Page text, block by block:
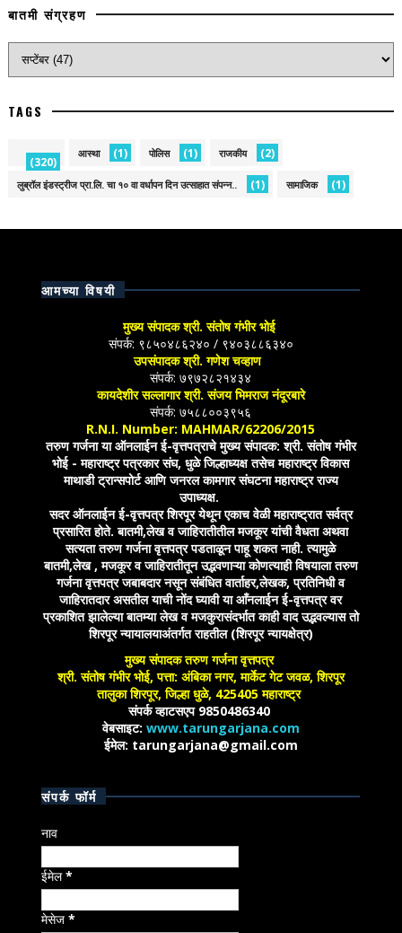
बातमी संग्रहण
TAGS
(320)
आस्था (1) पोलिस (1) राजकीय (2)
लुब्रॉल इंडस्ट्रीज प्रा.लि. चा १० वा वर्धापन दिन उत्साहात संपन्न.. (1) सामाजिक (1)
आमच्या विषयी
मुख्य संपादक श्री. संतोष गंभीर भोई
संपर्क: ९८५०४८६२४० / ९४०३८८६३४०
उपसंपादक श्री. गणेश चव्हाण
संपर्क: ७९७२८२१४३४
कायदेशीर सल्लागार श्री. संजय भिमराज नंदूरबारे
संपर्क: ७५८८००३९५६
R.N.I. Number: MAHMAR/62206/2015
तरुण गर्जना या ऑनलाईन ई-वृत्तपत्राचे मुख्य संपादक: श्री. संतोष गंभीर
भोई - महाराष्ट्र पत्रकार संघ, धुळे जिल्हाध्यक्ष तसेच महाराष्ट्र विकास
माथाडी ट्रान्सपोर्ट आणि जनरल कामगार संघटना महाराष्ट्र राज्य
उपाध्यक्ष.
सदर ऑनलाईन ई-वृत्तपत्र शिरपूर येथून एकाच वेळी महाराष्ट्रात सर्वत्र
प्रसारित होते. बातमी,लेख व जाहिरातीतील मजकूर यांची वैधता अथवा
सत्यता तरुण गर्जना वृत्तपत्र पडताळून पाहू शकत नाही. त्यामुळे
बातमी,लेख , मजकूर व जाहिरातीतून उद्भवणाऱ्या कोणत्याही विषयाला तरुण
गर्जना वृत्तपत्र जबाबदार नसून संबंधित वार्ताहर,लेखक, प्रतिनिधी व
जाहिरातदार असतील याची नोंद घ्यावी या आँनलाईन ई-वृत्तपत्र वर
प्रकाशित झालेल्या बातम्या लेख व मजकुरासंदर्भात काही वाद उद्भवल्यास तो
शिरपूर न्यायालयाअंतर्गत राहतील (शिरपूर न्यायक्षेत्र)
मुख्य संपादक तरुण गर्जना वृत्तपत्र
श्री. संतोष गंभीर भोई, पत्ता: अंबिका नगर, मार्केट गेट जवळ, शिरपूर
तालुका शिरपूर, जिल्हा धुळे, 425405 महाराष्ट्र
संपर्क व्हाटसएप 9850486340
वेबसाइट: www.tarungarjana.com
ईमेल: tarungarjana@gmail.com
संपर्क फॉर्म
नाव
ईमेल*
मेसेज*